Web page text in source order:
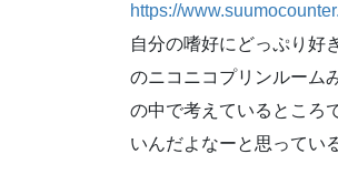
https://
自分の嗜好にどっぷり好
のニコニコプリンルーム
の中で考えているところ
いんだよなーと思ってい